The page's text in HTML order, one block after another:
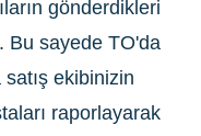
gönderdikleri
Bu sayede TO'da
ekibinizin
raporlayarak